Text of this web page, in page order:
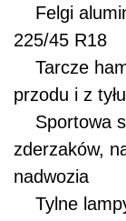
Felgi
225/45 R18
Tarcze
przodu i z tyłu
Sportowa
zderzaków,
nadwozia
Tylne